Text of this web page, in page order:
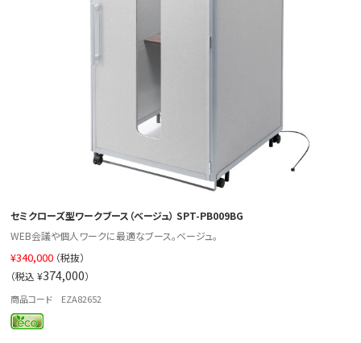
セミクローズ型ワークブース（ベージュ） SPT-PB009BG
WEB会議や個人ワークに最適なブース。ベージュ。
¥340,000 （税抜）
（税込 ¥374,000）
商品コード EZA82652